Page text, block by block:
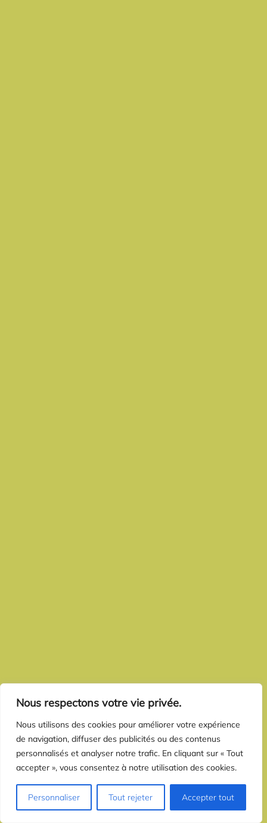
Nous respectons votre vie privée.
Nous utilisons des cookies pour améliorer votre expérience
de navigation, diffuser des publicités ou des contenus
personnalisés et analyser notre trafic. En cliquant sur « Tout
accepter », vous consentez à notre utilisation des cookies.
Personnaliser Tout rejeter Accepter tout